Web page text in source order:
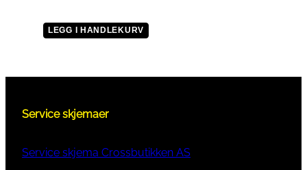
LEGG I HANDLEKURV
Service skjemaer
Service skjema Crossbutikken AS